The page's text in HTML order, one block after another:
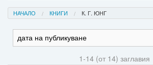
Начало
Печатни книги
НАЧАЛО КНИГИ К. Г. ЮНГ
1-14 (от 14) заглавия